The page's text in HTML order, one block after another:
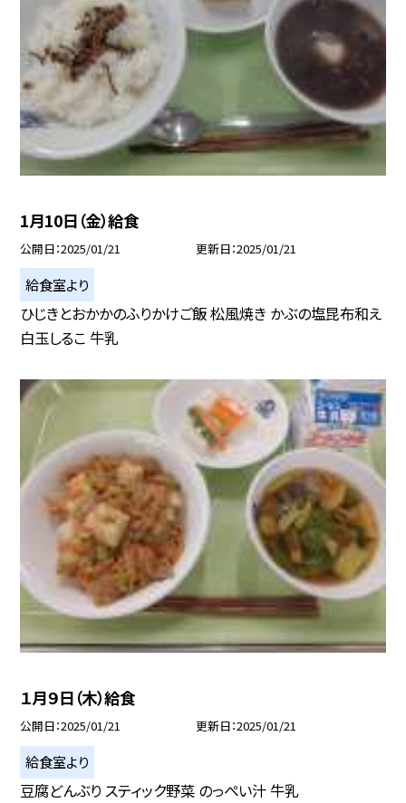
1月10日（金）給食
公開日 2025/01/21 更新日 2025/01/21
給食室より
ひじきとおかかのふりかけご飯 松風焼き かぶの塩昆布和え
白玉しるこ 牛乳
１月９日（木）給食
公開日 2025/01/21 更新日 2025/01/21
給食室より
豆腐どんぶり スティック野菜 のっぺい汁 牛乳